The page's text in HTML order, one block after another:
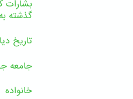
بشارات
گذشته
تاریخ
جامعه
خانواده